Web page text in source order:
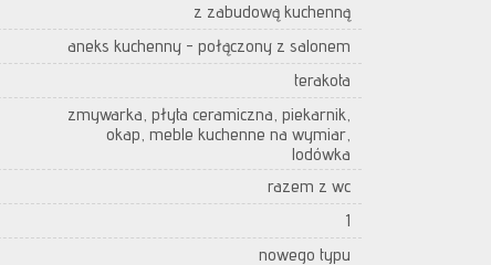
z zabudową kuchenną
aneks kuchenny - połączony z salonem
terakota
zmywarka, płyta ceramiczna, piekarnik,
okap, meble kuchenne na wymiar,
lodówka
razem z wc
1
nowego typu